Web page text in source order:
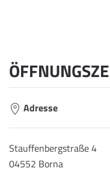
Adresse
Stauffenbergstraße 4
04552 Borna